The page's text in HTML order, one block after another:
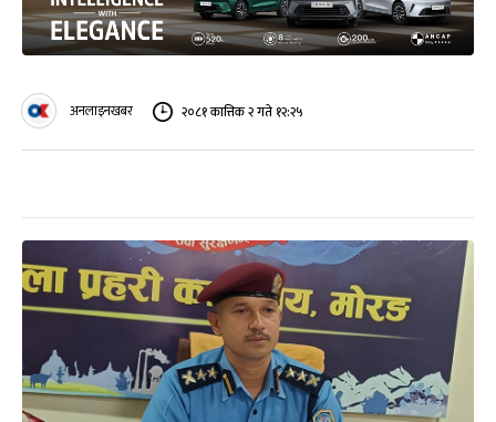
अनलाइनखबर २०८१ कात्तिक २ गते १२:२५